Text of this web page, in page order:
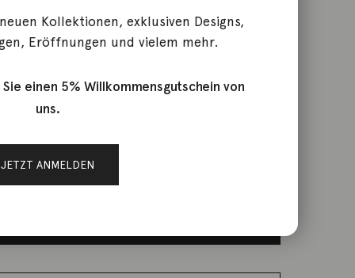
Flamenco Charm
Kollektionen, exklusiven Designs,
Eröffnungen und vielem mehr.
einen 5% Willkommensgutschein von
uns.
JETZT ANMELDEN